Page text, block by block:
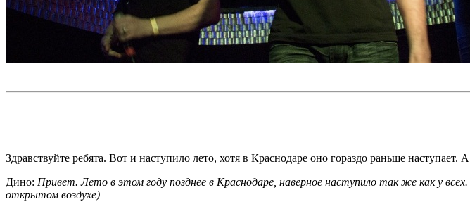
Здравствуйте ребята. Вот и наступило лето, хотя в Краснодаре оно гораздо раньше
Дино: Привет. Лето в этом году позднее в Краснодаре, наверное наступило так же как у
открытом воздухе)